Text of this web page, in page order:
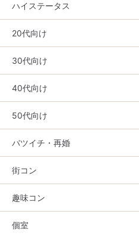
ハイステータス
20代向け
30代向け
40代向け
50代向け
バツイチ・再婚
街コン
趣味コン
個室